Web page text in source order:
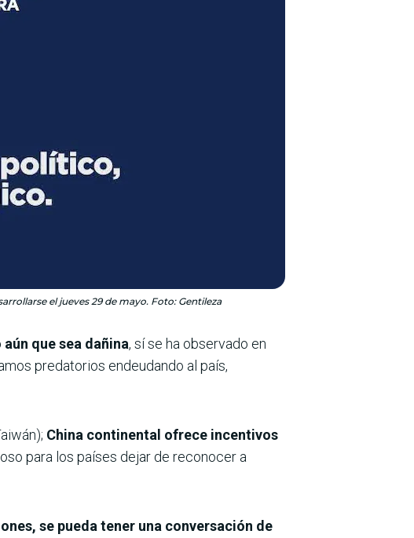
el jueves 29 de mayo. Foto: Gentileza
que sea dañina, sí se ha observado en
predatorios endeudando al país,
China continental ofrece incentivos
para los países dejar de reconocer a
se pueda tener una conversación de